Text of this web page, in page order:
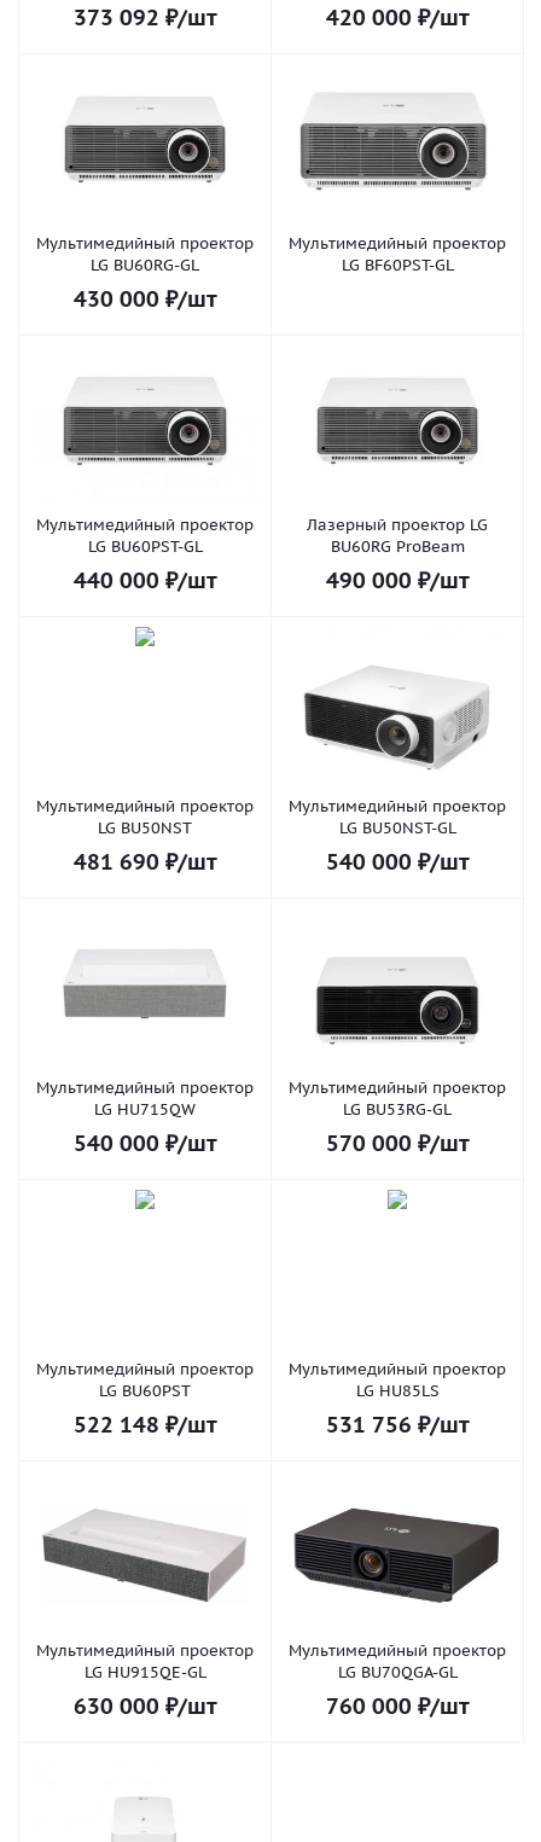
373 092 ₽/шт 420 000 ₽/шт
Мультимедийный проектор
LG BU60RG-GL
430 000 ₽/шт
Мультимедийный проектор
LG BF60PST-GL
Мультимедийный проектор
LG BU60PST-GL
440 000 ₽/шт
Лазерный проектор LG
BU60RG ProBeam
490 000 ₽/шт
Мультимедийный проектор
LG BU50NST
481 690 ₽/шт
Мультимедийный проектор
LG BU50NST-GL
540 000 ₽/шт
Мультимедийный проектор
LG HU715QW
540 000 ₽/шт
Мультимедийный проектор
LG BU53RG-GL
570 000 ₽/шт
Мультимедийный проектор
LG BU60РST
522 148 ₽/шт
Мультимедийный проектор
LG HU85LS
531 756 ₽/шт
Мультимедийный проектор
LG HU915QE-GL
630 000 ₽/шт
Мультимедийный проектор
LG BU70QGA-GL
760 000 ₽/шт